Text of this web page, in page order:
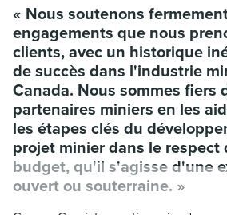
« Nous soutenons
engagements que nous
clients, avec un historique
de succès dans l'industrie
Canada. Nous sommes fiers
partenaires miniers en les
les étapes clés du
projet minier dans le respect
budget, qu'il s'agisse d'une
ouvert ou souterraine. »